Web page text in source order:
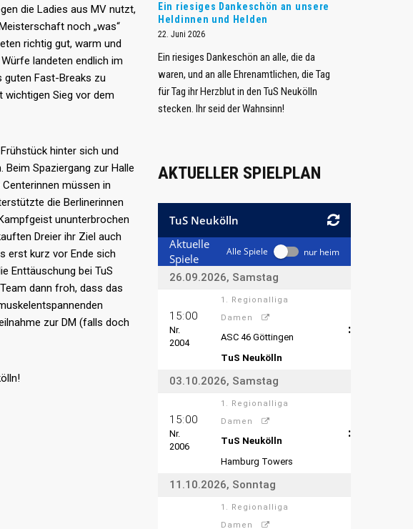
die Ladies aus MV nutzt,
noch „was“
richtig gut, warm und
landeten endlich im
guten Fast-Breaks zu
wichtigen Sieg vor dem
hinter sich und
Beim Spaziergang zur Halle
müssen in
die Berlinerinnen
ununterbrochen
Dreier ihr Ziel auch
erst kurz vor Ende sich
Enttäuschung bei TuS
dann froh, dass das
zur DM (falls doch
Ein riesiges Dankeschön an unsere
Heldinnen und Helden
22. Juni 2026
​Ein riesiges Dankeschön an alle, die da
waren, und an alle Ehrenamtlichen, die Tag
für Tag ihr Herzblut in den TuS Neukölln
stecken. Ihr seid der Wahnsinn!
AKTUELLER SPIELPLAN